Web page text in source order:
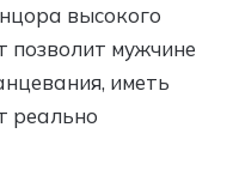
высокого
позволит мужчине
иметь
реально